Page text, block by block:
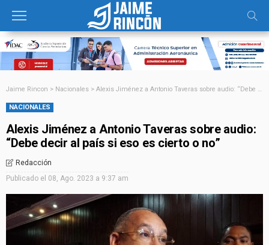
Jaime Rincon > Nacionales > Alexis Jiménez a Antonio Taveras sobre audio: “Debe decir al país si eso es cierto o no”
NACIONALES
Alexis Jiménez a Antonio Taveras sobre audio:
“Debe decir al país si eso es cierto o no”
Redacción
Publicado el 08, Ago. 2023 a 9:37 am